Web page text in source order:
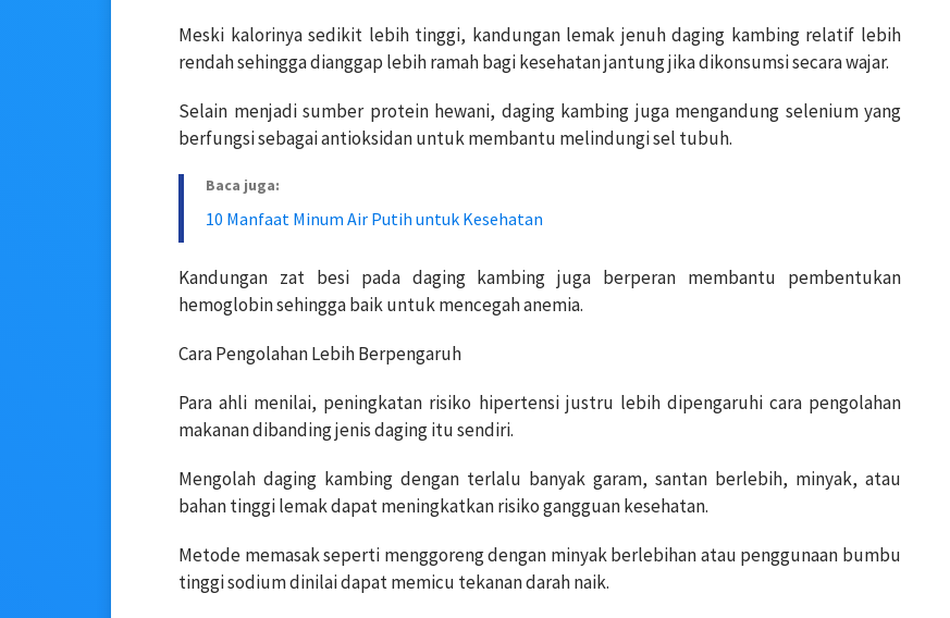
Meski kalorinya sedikit lebih tinggi, kandungan lemak jenuh daging kambing relatif lebih
rendah sehingga dianggap lebih ramah bagi kesehatan jantung jika dikonsumsi secara wajar.
Selain menjadi sumber protein hewani, daging kambing juga mengandung selenium yang
berfungsi sebagai antioksidan untuk membantu melindungi sel tubuh.
Baca juga:
10 Manfaat Minum Air Putih untuk Kesehatan
Kandungan zat besi pada daging kambing juga berperan membantu pembentukan
hemoglobin sehingga baik untuk mencegah anemia.
Cara Pengolahan Lebih Berpengaruh
Para ahli menilai, peningkatan risiko hipertensi justru lebih dipengaruhi cara pengolahan
makanan dibanding jenis daging itu sendiri.
Mengolah daging kambing dengan terlalu banyak garam, santan berlebih, minyak, atau
bahan tinggi lemak dapat meningkatkan risiko gangguan kesehatan.
Metode memasak seperti menggoreng dengan minyak berlebihan atau penggunaan bumbu
tinggi sodium dinilai dapat memicu tekanan darah naik.